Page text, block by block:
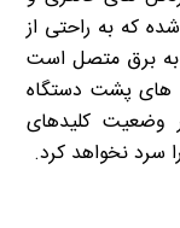
که به راحتی از
به برق متصل است
های پشت دستگاه
وضعیت کلیدهای
سرد نخواهد کرد.